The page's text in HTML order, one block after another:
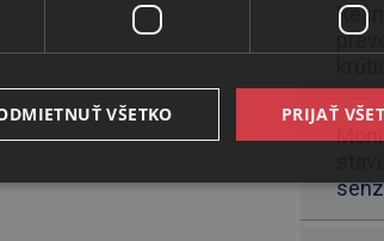
PRIJAŤ
VŠETKO